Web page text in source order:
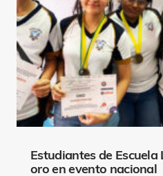
Estudiantes de Escuela
oro en evento nacional